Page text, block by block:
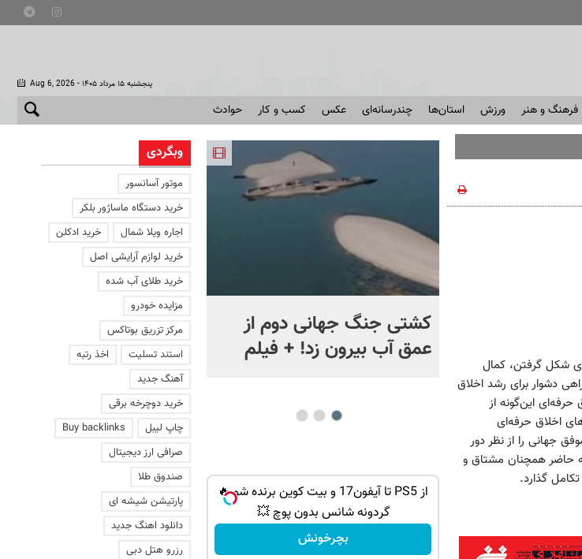
Aug 6, 2026 - پنجشنبه ۱۵ مرداد ۱۴۰۵
فرهنگ و هنر ورزش استان‌ها چندرسانه‌ای عکس کسب و کار حوادث
شکل گرفتن، کمال
دشوار برای رشد اخلاق
این‌گونه از
اخلاق حرفه‌ای
جهانی را از نظر دور
حاضر همچنان مشتاق و
گذارد.
کشتی‌ جنگ جهانی دوم از
عمق آب بیرون زد! + فیلم
افشای اطلاعات برای ترور
بارون ترامپ | ماجرای قرار
عاشقانه با یک زن
نیست؟ پنکه بزار رو میز✅
از PS5 تا آیفون17 و بیت کوین برنده شو 🔥
گردونه شانس بدون پوچ 💥
بچرخونش
وبگردی
موتور آسانسور
خرید دستگاه ماساژور بلکر
اجاره ویلا شمال
خرید ادکلن
خرید لوازم آرایشی اصل
خرید طلای آب شده
مزایده خودرو
مرکز تزریق بوتاکس
استند تسلیت
اخذ رتبه
آهنگ جدید
خرید دوچرخه برقی
چاپ لیبل
Buy backlinks
صرافی ارز دیجیتال
صندوق طلا
پارتیشن شیشه ای
دانلود اهنگ جدید
رزرو هتل دبی